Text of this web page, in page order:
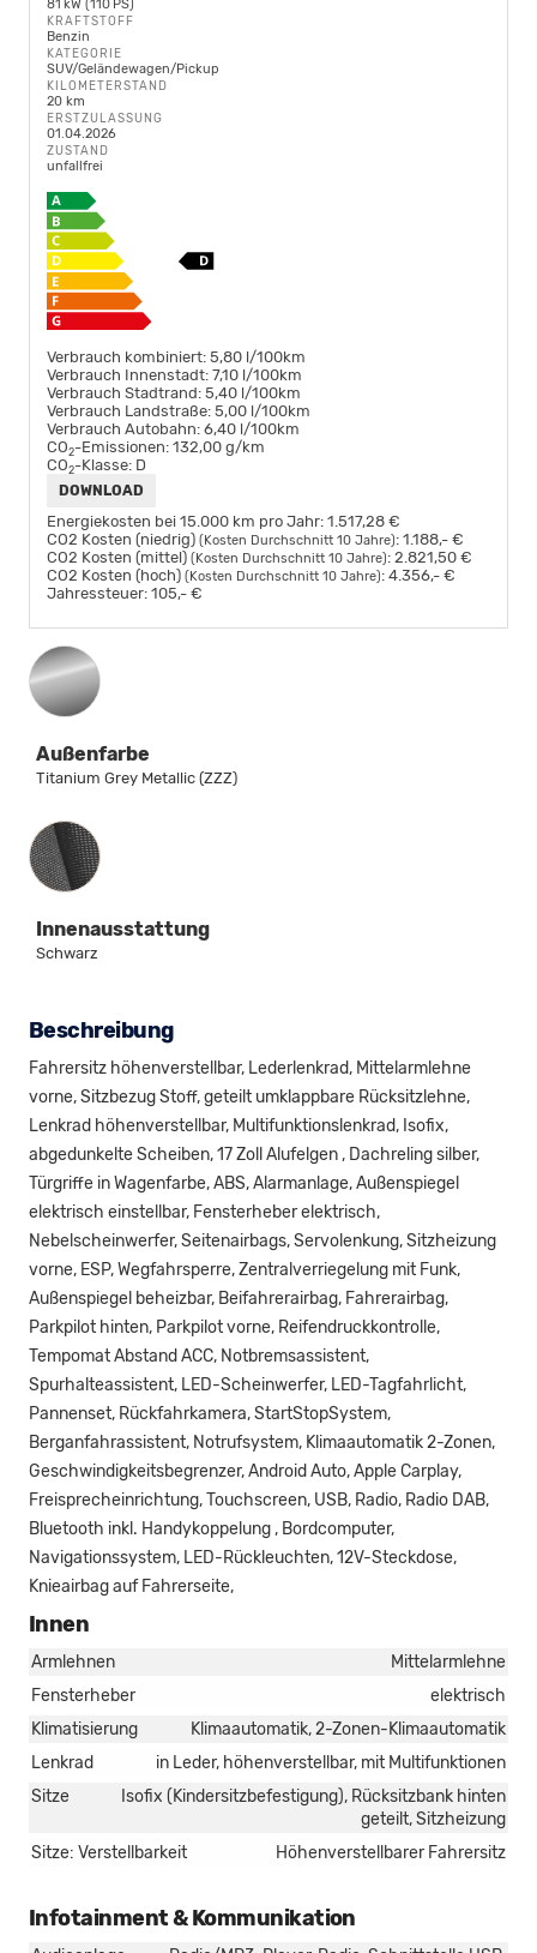
81 kW (110 PS)
KRAFTSTOFF
Benzin
KATEGORIE
SUV/Geländewagen/Pickup
KILOMETERSTAND
20 km
ERSTZULASSUNG
01.04.2026
ZUSTAND
unfallfrei
Verbrauch kombiniert: 5,80 l/100km
Verbrauch Innenstadt: 7,10 l/100km
Verbrauch Stadtrand: 5,40 l/100km
Verbrauch Landstraße: 5,00 l/100km
Verbrauch Autobahn: 6,40 l/100km
CO2-Emissionen: 132,00 g/km
CO2-Klasse: D
DOWNLOAD
Energiekosten bei 15.000 km pro Jahr: 1.517,28 €
CO2 Kosten (niedrig) (Kosten Durchschnitt 10 Jahre): 1.188,- €
CO2 Kosten (mittel) (Kosten Durchschnitt 10 Jahre): 2.821,50 €
CO2 Kosten (hoch) (Kosten Durchschnitt 10 Jahre): 4.356,- €
Jahressteuer: 105,- €
Außenfarbe
Titanium Grey Metallic (ZZZ)
Innenausstattung
Innenausstattung
Schwarz
Beschreibung
Fahrersitz höhenverstellbar, Lederlenkrad, Mittelarmlehne
vorne, Sitzbezug Stoff, geteilt umklappbare Rücksitzlehne,
Lenkrad höhenverstellbar, Multifunktionslenkrad, Isofix,
abgedunkelte Scheiben, 17 Zoll Alufelgen , Dachreling silber,
Türgriffe in Wagenfarbe, ABS, Alarmanlage, Außenspiegel
elektrisch einstellbar, Fensterheber elektrisch,
Nebelscheinwerfer, Seitenairbags, Servolenkung, Sitzheizung
vorne, ESP, Wegfahrsperre, Zentralverriegelung mit Funk,
Außenspiegel beheizbar, Beifahrerairbag, Fahrerairbag,
Parkpilot hinten, Parkpilot vorne, Reifendruckkontrolle,
Tempomat Abstand ACC, Notbremsassistent,
Spurhalteassistent, LED-Scheinwerfer, LED-Tagfahrlicht,
Pannenset, Rückfahrkamera, StartStopSystem,
Berganfahrassistent, Notrufsystem, Klimaautomatik 2-Zonen,
Geschwindigkeitsbegrenzer, Android Auto, Apple Carplay,
Freisprecheinrichtung, Touchscreen, USB, Radio, Radio DAB,
Bluetooth inkl. Handykoppelung , Bordcomputer,
Navigationssystem, LED-Rückleuchten, 12V-Steckdose,
Knieairbag auf Fahrerseite,
Innen
Armlehnen
Mittelarmlehne
Fensterheber
elektrisch
Klimatisierung
Klimaautomatik, 2-Zonen-Klimaautomatik
Lenkrad
in Leder, höhenverstellbar, mit Multifunktionen
Sitze
Isofix (Kindersitzbefestigung), Rücksitzbank hinten
geteilt, Sitzheizung
Sitze: Verstellbarkeit
Höhenverstellbarer Fahrersitz
Infotainment & Kommunikation